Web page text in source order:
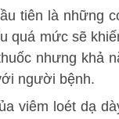
tiên là những
quá mức sẽ
nhưng khả
người bệnh.
viêm loét dạ